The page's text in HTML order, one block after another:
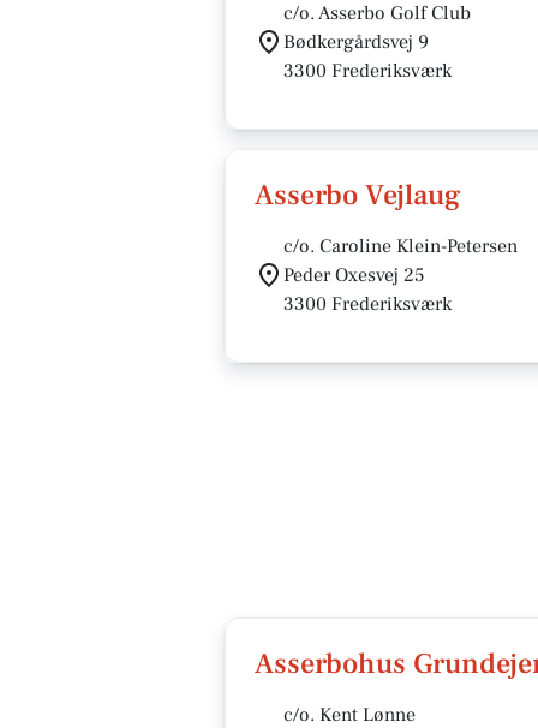
c/o. Asserbo Golf Club
Bødkergårdsvej 9
3300 Frederiksværk
Asserbo Vejlaug
c/o. Caroline Klein-Petersen
Peder Oxesvej 25
3300 Frederiksværk
Asserbohus
c/o. Kent Lønne